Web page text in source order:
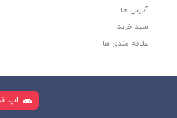
آدرس ها
سبد خرید
علاقه مندی ها
اپ